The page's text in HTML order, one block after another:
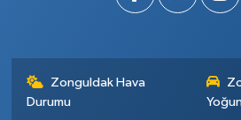
Zonguldak Hava
Durumu